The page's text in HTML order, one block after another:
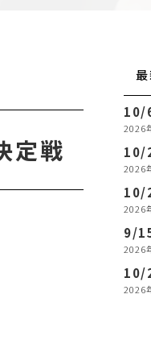
定戦
10/
2026
10/
2026
10/
2026
9/
2026
10/
2026